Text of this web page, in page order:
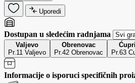
Uporedi
Dostupan u sledećim radnjama
Valjevo
Pr.11 Valjevo
Obrenovac
Pr.42 Obrenovac
Pr.63
Informacije o isporuci specifičnih